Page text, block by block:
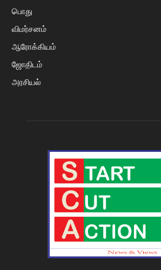
பொது
விமர்சனம்
ஆரோக்கியம்
ஜோதிடம்
அரசியல்